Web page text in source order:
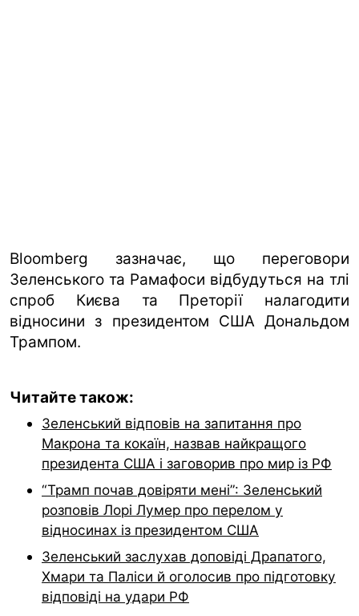
Bloomberg зазначає, що переговори
Зеленського та Рамафоси відбудуться на тлі
спроб Києва та Преторії налагодити
відносини з президентом США Дональдом
Трампом.
Читайте також:
Зеленський відповів на запитання про
Макрона та кокаїн, назвав найкращого
президента США і заговорив про мир із РФ
“Трамп почав довіряти мені”: Зеленський
розповів Лорі Лумер про перелом у
відносинах із президентом США
Зеленський заслухав доповіді Драпатого,
Хмари та Паліси й оголосив про підготовку
відповіді на удари РФ